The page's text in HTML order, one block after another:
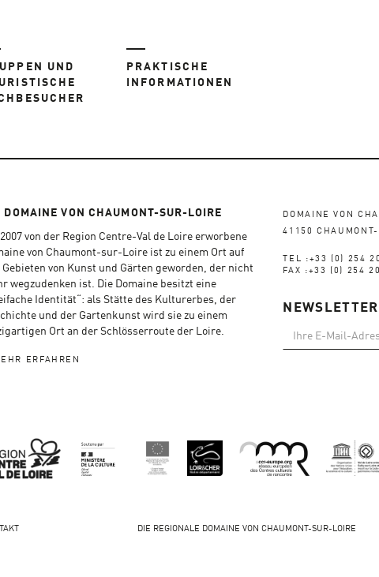
UND
PRAKTISCHE
INFORMATIONEN
DOMAINE VON CHAUMONT-SUR-LOIRE
2007 von der Region Centre-Val de Loire erworbene
von Chaumont-sur-Loire ist zu einem Ort auf
Gebieten von Kunst und Gärten geworden, der nicht
wegzudenken ist. Die Domaine besitzt eine
Identität“: als Stätte des Kulturerbes, der
und der Gartenkunst wird sie zu einem
Ort an der Schlösserroute der Loire.
ERFAHREN
DOMAINE VON
41150
TEL :+33 (0) 254
FAX :+33 (0) 254
NEWSLETTER
DIE REGIONALE DOMAINE VON CHAUMONT-SUR-LOIRE